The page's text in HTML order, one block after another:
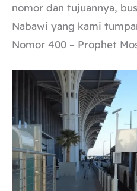
nomor dan tujuannya,
Nabawi yang kami
Nomor 400 – Prophet